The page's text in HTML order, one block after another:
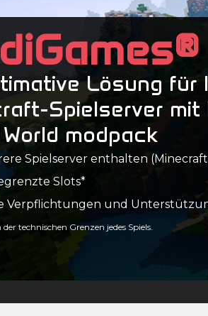
Lösung für
Spielserver mit
modpack
Spielserver enthalten (Minecraft,
Slots*
Verpflichtungen und
technischen Grenzen jedes Spiels.